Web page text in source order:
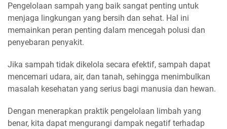
Pengelolaan sampah yang baik sangat penting untuk
menjaga lingkungan yang bersih dan sehat. Hal ini
memainkan peran penting dalam mencegah polusi dan
penyebaran penyakit.
Jika sampah tidak dikelola secara efektif, sampah dapat
mencemari udara, air, dan tanah, sehingga menimbulkan
masalah kesehatan yang serius bagi manusia dan hewan.
Dengan menerapkan praktik pengelolaan limbah yang
benar, kita dapat mengurangi dampak negatif terhadap